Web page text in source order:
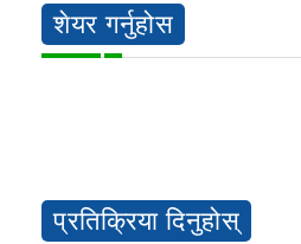
शेयर गर्नुहोस
प्रतिक्रिया दिनुहोस्